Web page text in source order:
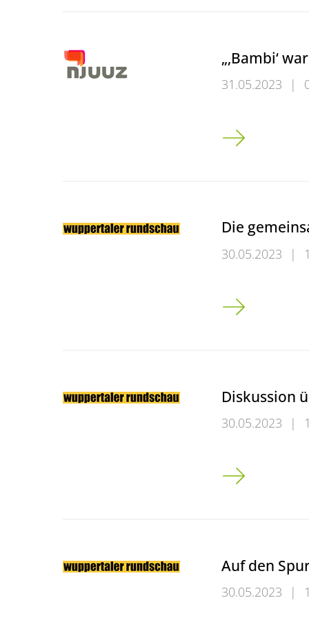
„‚Bambi‘
31.05.2023 |
„‚Bambi‘ war
Die
30.05.2023 |
Die
Diskussion
30.05.2023 |
Diskussion
Auf den
30.05.2023 |